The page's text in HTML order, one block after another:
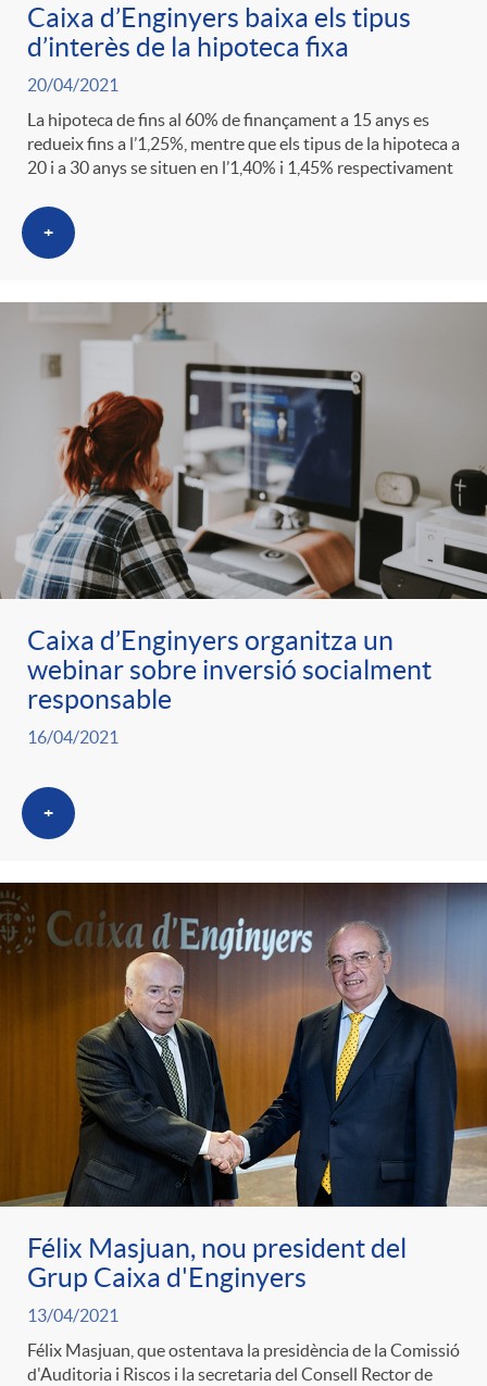
Caixa d’Enginyers baixa els tipus
d’interès de la hipoteca fixa
20/04/2021
La hipoteca de fins al 60% de finançament a 15 anys es
redueix fins a l’1,25%, mentre que els tipus de la hipoteca a
20 i a 30 anys se situen en l’1,40% i 1,45% respectivament
+
Caixa d’Enginyers organitza un
webinar sobre inversió socialment
responsable
16/04/2021
+
Félix Masjuan, nou president del
Grup Caixa d'Enginyers
13/04/2021
Félix Masjuan, que ostentava la presidència de la Comissió
d'Auditoria i Riscos i la secretaria del Consell Rector de